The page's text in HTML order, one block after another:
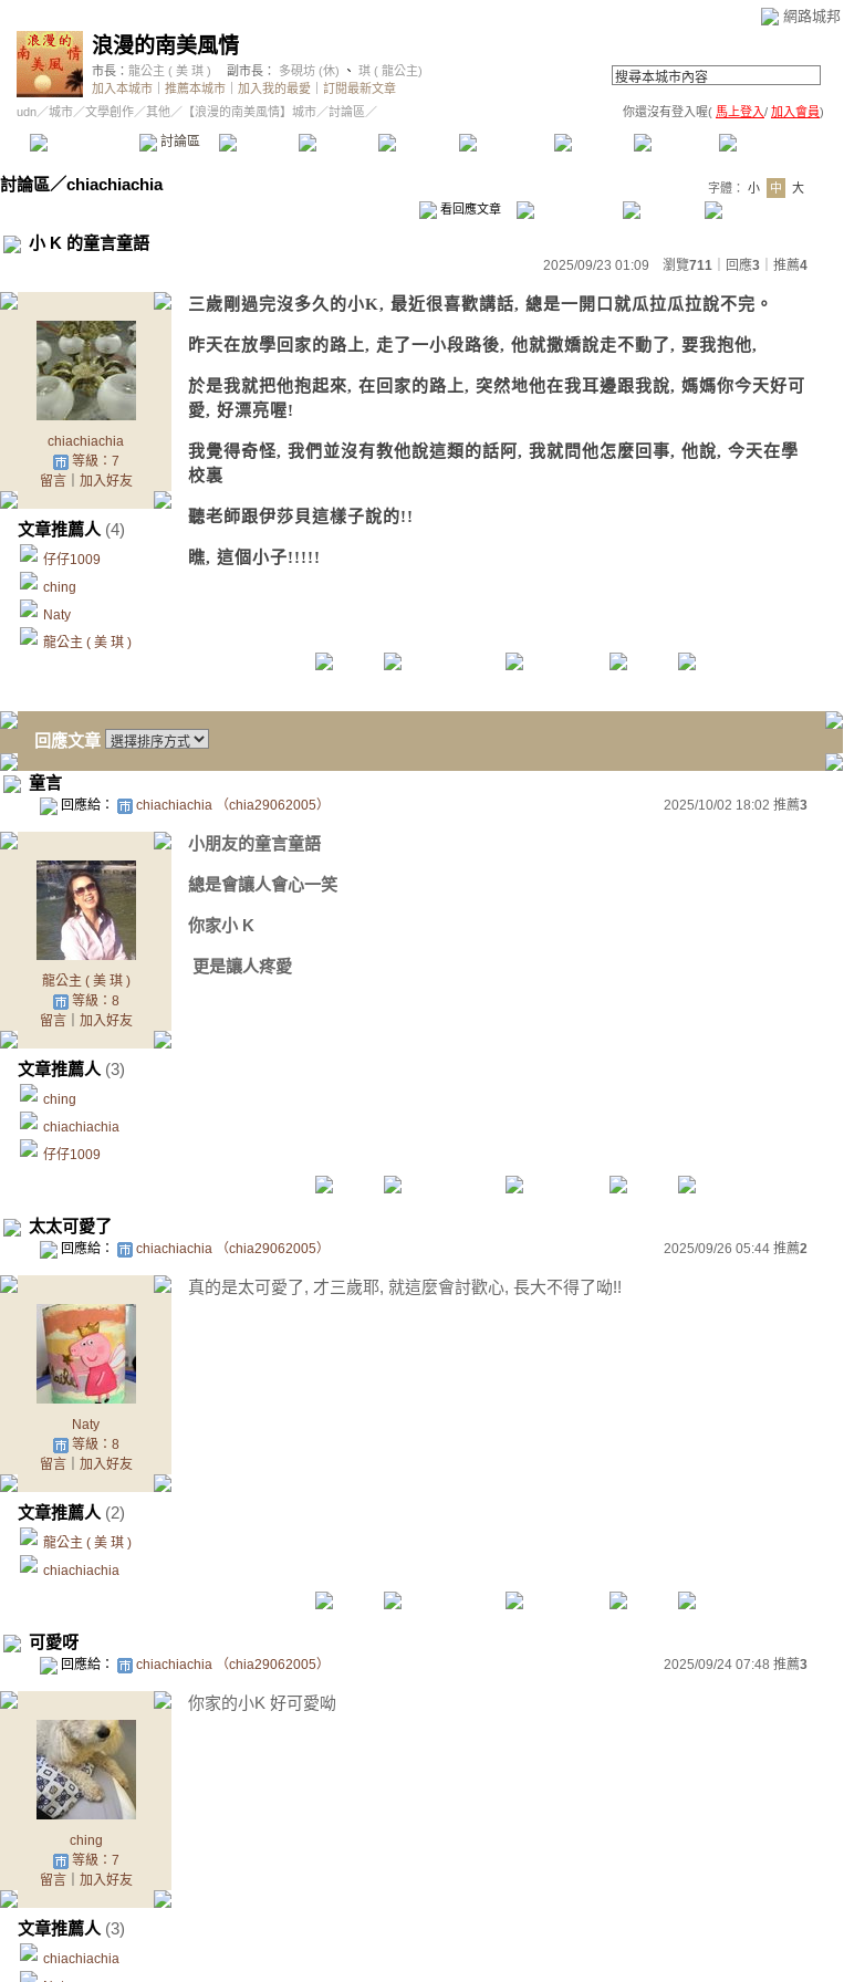
網路城邦
浪漫的南美風情
市長： 龍公主 ( 美 琪 ) 副市長： 多硯坊 (休) 、 琪 ( 龍公主)
加入本城市
推薦本城市 加入我的最愛
訂閱最新文章
udn／城市／文學創作／其他 ／ 【浪漫的南美風情】城市／討論區／ 你還沒有登入喔( 馬上登入/ 加入會員)
討論區 精華區 投票區 影像館 公告區 訪客簿 市政中心
討論區／chiachiachia 字體： 小 中
大
看回應文章
小 K 的童言童語
2025/09/23 01:09 瀏覽711 ｜回應3 推薦4
chiachiachia
等級：7
留言｜ 加入好友
文章推薦人 (4)
仔仔1009
ching
Naty
龍公主 ( 美 琪 )
三歲剛過完沒多久的小K, 最近很喜歡講話, 總是一開口就瓜拉瓜拉說不完。
昨天在放學回家的路上, 走了一小段路後, 他就撒嬌說走不動了, 要我抱他,
於是我就把他抱起來, 在回家的路上, 突然地他在我耳邊跟我說, 媽媽你今天好可
愛, 好漂亮喔!
我覺得奇怪, 我們並沒有教他說這類的話阿, 我就問他怎麼回事, 他說, 今天在學
校裏
聽老師跟伊莎貝這樣子說的!!
瞧, 這個小子!!!!!
回應文章
童言
回應給： chiachiachia （chia29062005） 2025/10/02 18:02 推薦3
龍公主 ( 美 琪 )
等級：8
留言｜ 加入好友
文章推薦人 (3)
ching
chiachiachia
仔仔1009
小朋友的童言童語
總是會讓人會心一笑
你家小 K
更是讓人疼愛
太太可愛了
回應給： chiachiachia （chia29062005） 2025/09/26 05:44 推薦2
Naty
等級：8
留言｜ 加入好友
文章推薦人 (2)
龍公主 ( 美 琪 )
chiachiachia
真的是太可愛了, 才三歲耶, 就這麼會討歡心, 長大不得了呦!!
可愛呀
回應給： chiachiachia （chia29062005） 2025/09/24 07:48 推薦3
ching
等級：7
留言｜ 加入好友
文章推薦人 (3)
chiachiachia
你家的小K 好可愛呦